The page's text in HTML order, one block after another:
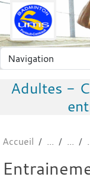
Adultes -
Accueil
Panneau de gestion